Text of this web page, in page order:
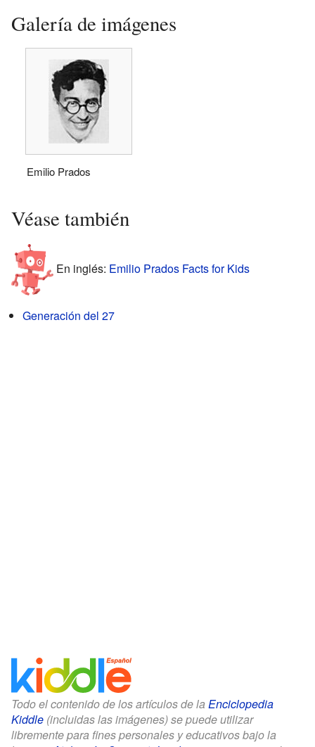
Galería de imágenes
Emilio Prados
Véase también
En inglés: Emilio Prados Facts for Kids
Generación del 27
Todo el contenido de los artículos de la Enciclopedia
Kiddle (incluidas las imágenes) se puede utilizar
libremente para fines personales y educativos bajo la